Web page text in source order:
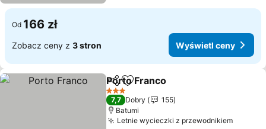
Od 166 zł
Zobacz ceny z 3 stron Wyświetl ceny
Udostępnij
Dodaj do ulubionych
Porto Franco
3 Kategoria
7,7 Dobry
155
Batumi
Letnie wycieczki z przewodnikiem